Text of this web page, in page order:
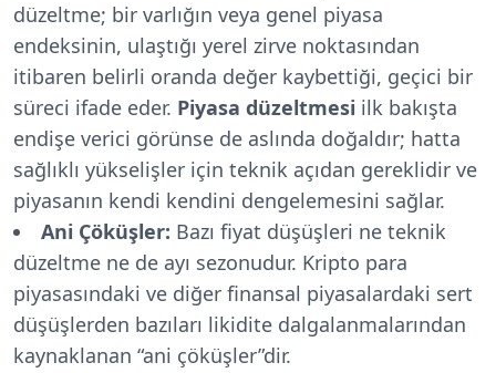
düzeltme; bir varlığın veya genel piyasa
endeksinin, ulaştığı yerel zirve noktasından
itibaren belirli oranda değer kaybettiği, geçici bir
süreci ifade eder. Piyasa düzeltmesi ilk bakışta
endişe verici görünse de aslında doğaldır; hatta
sağlıklı yükselişler için teknik açıdan gereklidir ve
piyasanın kendi kendini dengelemesini sağlar.
Ani Çöküşler: Bazı fiyat düşüşleri ne teknik
düzeltme ne de ayı sezonudur. Kripto para
piyasasındaki ve diğer finansal piyasalardaki sert
düşüşlerden bazıları likidite dalgalanmalarından
kaynaklanan “ani çöküşler”dir.